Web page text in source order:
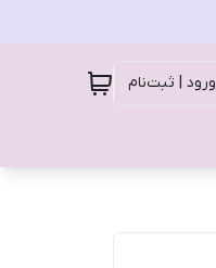
ورود | ثبت‌نام